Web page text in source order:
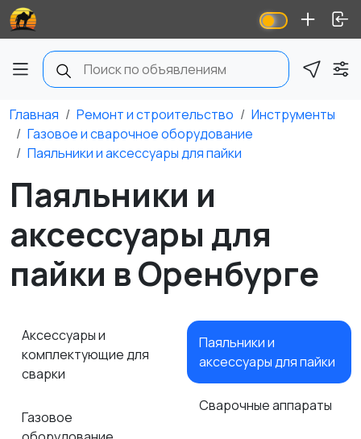
Главная Ремонт и строительство
Инструменты
Газовое и сварочное оборудование
Паяльники и аксессуары для пайки
Паяльники и
аксессуары для
пайки в Оренбурге
Аксессуары и
комплектующие для
сварки
Газовое
Паяльники и
аксессуары для пайки
Сварочные аппараты